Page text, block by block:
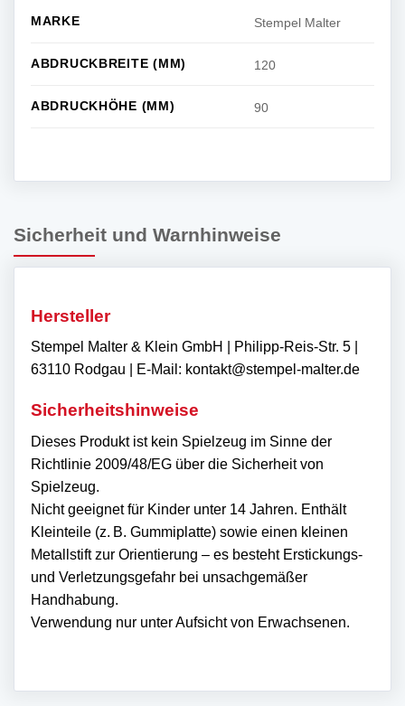
MARKE Stempel Malter
ABDRUCKBREITE (MM) 120
ABDRUCKHÖHE (MM) 90
Sicherheit und Warnhinweise
Hersteller
Stempel Malter & Klein GmbH | Philipp-Reis-Str. 5 |
63110 Rodgau | E-Mail: kontakt@stempel-malter.de
Sicherheitshinweise
Dieses Produkt ist kein Spielzeug im Sinne der
Richtlinie 2009/48/EG über die Sicherheit von
Spielzeug.
Nicht geeignet für Kinder unter 14 Jahren. Enthält
Kleinteile (z. B. Gummiplatte) sowie einen kleinen
Metallstift zur Orientierung – es besteht Erstickungs-
und Verletzungsgefahr bei unsachgemäßer
Handhabung.
Verwendung nur unter Aufsicht von Erwachsenen.